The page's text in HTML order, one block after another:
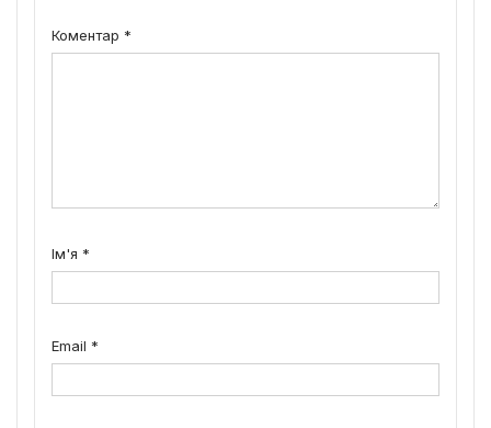
Коментар *
Ім'я *
Email *